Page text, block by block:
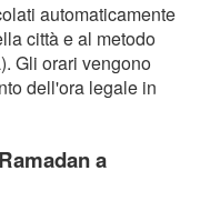
automaticamente
città e al metodo
Gli orari vengono
dell'ora legale in
a